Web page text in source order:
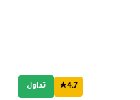
4.7★ تداول